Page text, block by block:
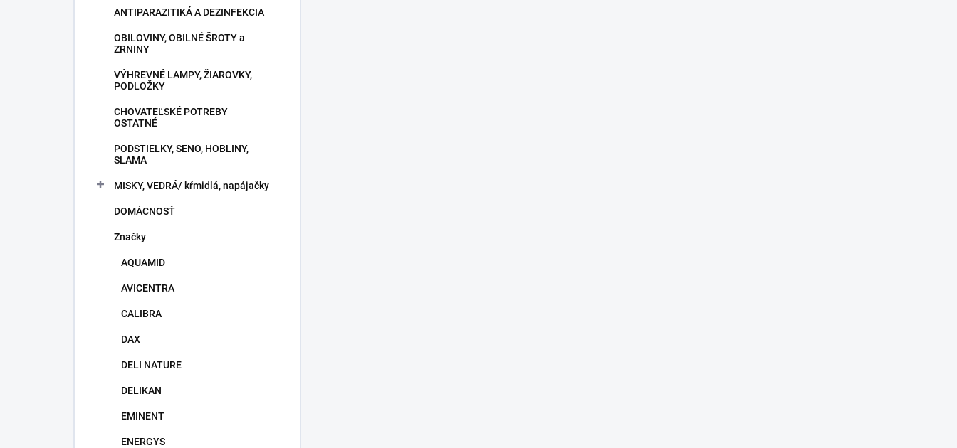
ANTIPARAZITIKÁ A DEZINFEKCIA
OBILOVINY, OBILNÉ ŠROTY a
ZRNINY
VÝHREVNÉ LAMPY, ŽIAROVKY,
PODLOŽKY
CHOVATEĽSKÉ POTREBY
OSTATNÉ
PODSTIELKY, SENO, HOBLINY,
SLAMA
MISKY, VEDRÁ/ kŕmidlá, napájačky
DOMÁCNOSŤ
Značky
AQUAMID
AVICENTRA
CALIBRA
DAX
DELI NATURE
DELIKAN
EMINENT
ENERGYS